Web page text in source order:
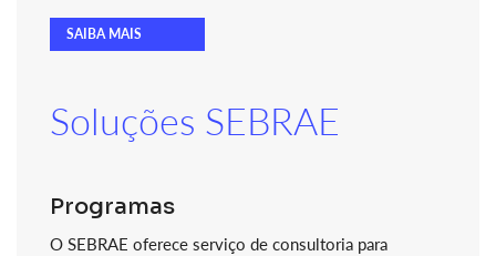
SAIBA MAIS
Soluções SEBRAE
Programas
O SEBRAE oferece serviço de consultoria para